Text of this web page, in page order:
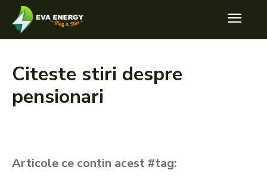
Citeste stiri despre
pensionari
Articole ce contin acest #tag: